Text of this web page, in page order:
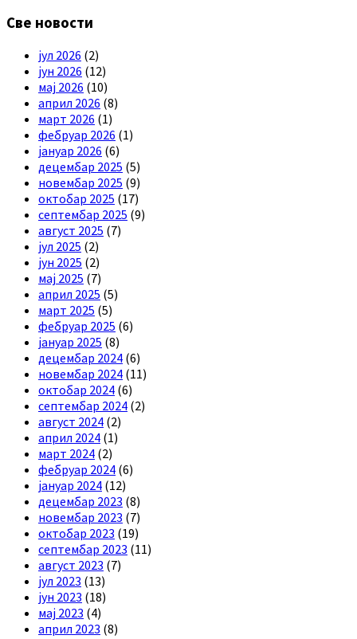
Све новости
јул 2026 (2)
јун 2026 (12)
мај 2026 (10)
април 2026 (8)
март 2026 (1)
фебруар 2026 (1)
јануар 2026 (6)
децембар 2025 (5)
новембар 2025 (9)
октобар 2025 (17)
септембар 2025 (9)
август 2025 (7)
јул 2025 (2)
јун 2025 (2)
мај 2025 (7)
април 2025 (5)
март 2025 (5)
фебруар 2025 (6)
јануар 2025 (8)
децембар 2024 (6)
новембар 2024 (11)
октобар 2024 (6)
септембар 2024 (2)
август 2024 (2)
април 2024 (1)
март 2024 (2)
фебруар 2024 (6)
јануар 2024 (12)
децембар 2023 (8)
новембар 2023 (7)
октобар 2023 (19)
септембар 2023 (11)
август 2023 (7)
јул 2023 (13)
јун 2023 (18)
мај 2023 (4)
април 2023 (8)